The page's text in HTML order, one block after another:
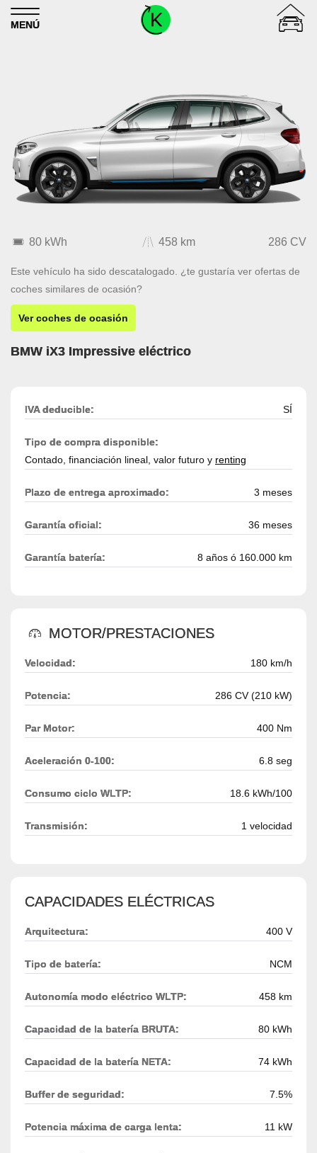
Skip to content
MENÚ
80 kWh 458 km 286 CV
Este vehículo ha sido descatalogado. ¿te gustaría ver ofertas de
coches similares de ocasión?
Ver coches de ocasión
BMW iX3 Impressive eléctrico
IVA deducible: SÍ
Tipo de compra disponible:
Contado, financiación lineal, valor futuro y renting
Plazo de entrega aproximado: 3 meses
Garantía oficial: 36 meses
Garantía batería: 8 años ó 160.000 km
MOTOR/PRESTACIONES
Velocidad: 180 km/h
Potencia: 286 CV (210 kW)
Par Motor: 400 Nm
Aceleración 0-100: 6.8 seg
Consumo ciclo WLTP: 18.6 kWh/100
Transmisión: 1 velocidad
CAPACIDADES ELÉCTRICAS
Arquitectura: 400 V
Tipo de batería: NCM
Autonomía modo eléctrico WLTP: 458 km
Capacidad de la batería BRUTA: 80 kWh
Capacidad de la batería NETA: 74 kWh
Buffer de seguridad: 7.5%
Potencia máxima de carga lenta: 11 kW